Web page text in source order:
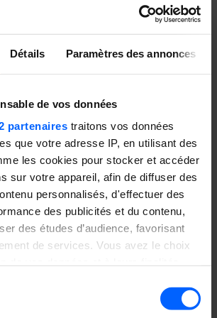
Détails Paramètres des annonces
de vos données
partenaires traitons vos données
que votre adresse IP, en utilisant des
les cookies pour stocker et accéder
sur votre appareil, afin de diffuser des
personnalisés, d'effectuer des
des publicités et du contenu,
des études d’audience, favorisant
de services. Vous avez le choix
la Déclaration relative aux
sur l'icône de confidentialité.